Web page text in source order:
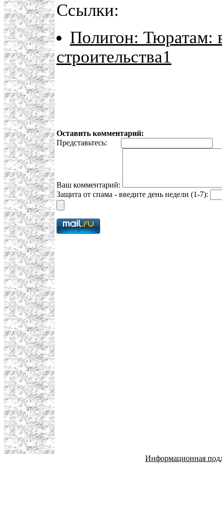
Ссылки:
Полигон: Тюратам:
строительства1
Оставить комментарий:
Представьтесь:
Ваш комментарий:
Защита от спама - введите день недели (1-7):
Информационная